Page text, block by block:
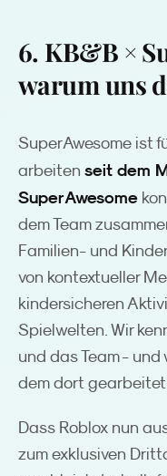
6. KB&B ×
warum uns
SuperAwesome ist
arbeiten seit dem
SuperAwesome
dem Team
Familien- und
von kontextueller
kindersicheren
Spielwelten. Wir
und das Team -
dem dort gearbeitet
Dass Roblox nun
zum exklusiven